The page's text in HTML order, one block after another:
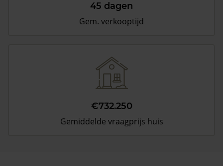
45 dagen
Gem. verkooptijd
€732.250
Gemiddelde vraagprijs huis